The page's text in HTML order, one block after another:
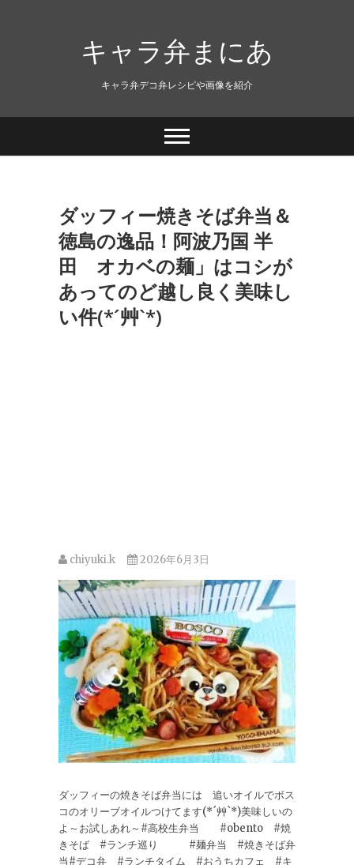
キャラ弁まにあ
キャラ弁デコ弁レシピや画像を紹介
ダッフィー焼きそば弁当＆
徳島の逸品！阿波乃国 半
田 オカベの麺」はコシが
あってのど越し良く美味し
い件(*´艸`*)
chiyuki.k 2026年6月3日
ダッフィーの焼きそば弁当には 追いオイルでボス
コのオリーブオイルつけてます(*´艸`*)美味しいの
よ～お試しあれ～#高校生弁当 #obento #焼
きそば #ランチ巡り #麺弁当 #焼きそば弁
当#デコ弁 #ランチタイム #おうちカフェ #キ